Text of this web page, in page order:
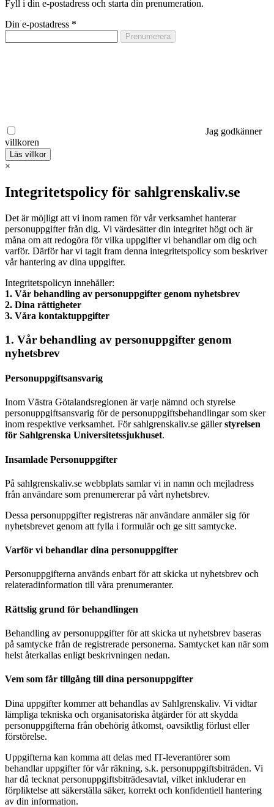
Fyll i din e-postadress och starta din prenumeration.
Din e-postadress *
Jag godkänner
villkoren
Läs villkor
×
Integritetspolicy för sahlgrenskaliv.se
Det är möjligt att vi inom ramen för vår verksamhet hanterar
personuppgifter från dig. Vi värdesätter din integritet högt och är
måna om att redogöra för vilka uppgifter vi behandlar om dig och
varför. Därför har vi tagit fram denna integritetspolicy som beskriver
vår hantering av dina uppgifter.
Integritetspolicyn innehåller:
1. Vår behandling av personuppgifter genom nyhetsbrev
2. Dina rättigheter
3. Våra kontaktuppgifter
1. Vår behandling av personuppgifter genom
nyhetsbrev
Personuppgiftsansvarig
Inom Västra Götalandsregionen är varje nämnd och styrelse
personuppgiftsansvarig för de personuppgiftsbehandlingar som sker
inom respektive verksamhet. För sahlgrenskaliv.se gällerstyrelsen
för Sahlgrenska Universitetssjukhuset.
Insamlade Personuppgifter
På sahlgrenskaliv.se webbplats samlar vi in namn och mejladress
från användare som prenumererar på vårt nyhetsbrev.
Dessa personuppgifter registreras när användare anmäler sig för
nyhetsbrevet genom att fylla i formulär och ge sitt samtycke.
Varför vi behandlar dina personuppgifter
Personuppgifterna används enbart för att skicka ut nyhetsbrev och
relateradinformation till våra prenumeranter.
Rättslig grund för behandlingen
Behandling av personuppgifter för att skicka ut nyhetsbrev baseras
på samtycke från de registrerade personerna. Samtycket kan när som
helst återkallas enligt beskrivningen nedan.
Vem som får tillgång till dina personuppgifter
Dina uppgifter kommer att behandlas av Sahlgrenskaliv. Vi vidtar
lämpliga tekniska och organisatoriska åtgärder för att skydda
personuppgifterna från obehörig åtkomst, oavsiktlig förlust eller
förstörelse.
Uppgifterna kan komma att delas med IT-leverantörer som
behandlar uppgifter för vår räkning, s.k. personuppgiftsbiträden. Vi
har då tecknat personuppgiftsbiträdesavtal, vilket inkluderar en
förpliktelse att säkerställa säker, korrekt och konfidentiell hantering
av din information.